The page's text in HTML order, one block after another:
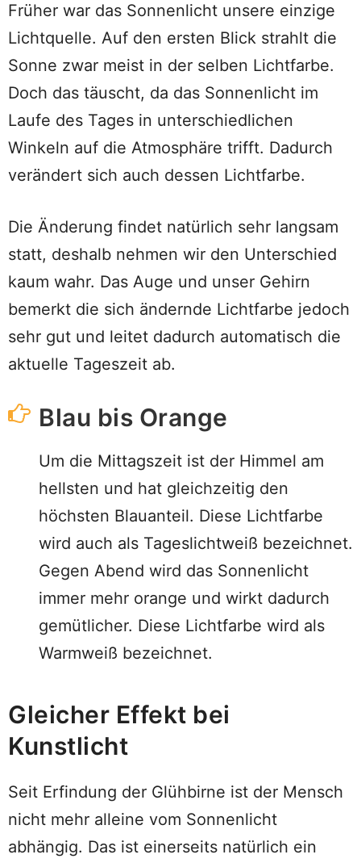
Früher war das Sonnenlicht unsere einzige
Lichtquelle. Auf den ersten Blick strahlt die
Sonne zwar meist in der selben Lichtfarbe.
Doch das täuscht, da das Sonnenlicht im
Laufe des Tages in unterschiedlichen
Winkeln auf die Atmosphäre trifft. Dadurch
verändert sich auch dessen Lichtfarbe.
Die Änderung findet natürlich sehr langsam
statt, deshalb nehmen wir den Unterschied
kaum wahr. Das Auge und unser Gehirn
bemerkt die sich ändernde Lichtfarbe jedoch
sehr gut und leitet dadurch automatisch die
aktuelle Tageszeit ab.
Blau bis Orange
Um die Mittagszeit ist der Himmel am
hellsten und hat gleichzeitig den
höchsten Blauanteil. Diese Lichtfarbe
wird auch als Tageslichtweiß bezeichnet.
Gegen Abend wird das Sonnenlicht
immer mehr orange und wirkt dadurch
gemütlicher. Diese Lichtfarbe wird als
Warmweiß bezeichnet.
Gleicher Effekt bei
Kunstlicht
Seit Erfindung der Glühbirne ist der Mensch
nicht mehr alleine vom Sonnenlicht
abhängig. Das ist einerseits natürlich ein